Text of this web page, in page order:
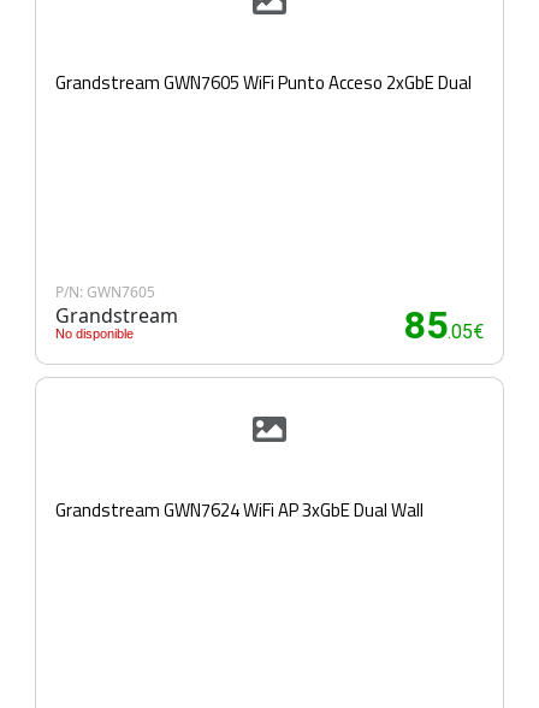
Grandstream GWN7605 WiFi Punto Acceso 2xGbE Dual
P/N: GWN7605
Grandstream
No disponible 85.05€
Grandstream GWN7624 WiFi AP 3xGbE Dual Wall